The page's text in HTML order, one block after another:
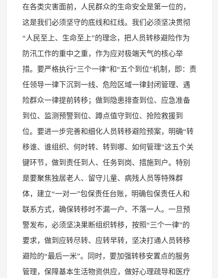
在各类灾害面前，人民群众的生命安全是第一位的，
这是我们必须坚守的底线和红线。我们必须坚决贯彻
“人民至上、生命至上”的理念，把人员转移避险作为
防汛工作的重中之重，作为应对极端天气的核心举
措。要严格执行“三个一律”和“五个到位”机制，即：责
任领导一律下沉到一线、危险区域一律封闭管理、遇
险群众一律提前转移；做到隐患排查到位、应急准备
到位、监测预警到位、蹲点值守到位、抢险救援到
位。要进一步完善和细化人员转移避险预案，明确“转
移谁、谁组织、何时转、转到哪、如何管理”这五个关
键环节，做到责任到人、任务到岗、措施到户。特别
是要聚焦独居老人、留守儿童、病残人员等特殊群
体，建立“一对一”包保责任台账，明确包保责任人和
联系方式，确保转移时不漏一户、不落一人。一旦预
警发布，必须坚决果断组织转移，按照“三个一律”的
要求，做到应转尽转、应转早转，坚决打通人员转移
避险的“最后一米”。同时，要加强转移安置点的服务
管理，保障基本生活物资供应，做好心理疏导和医疗